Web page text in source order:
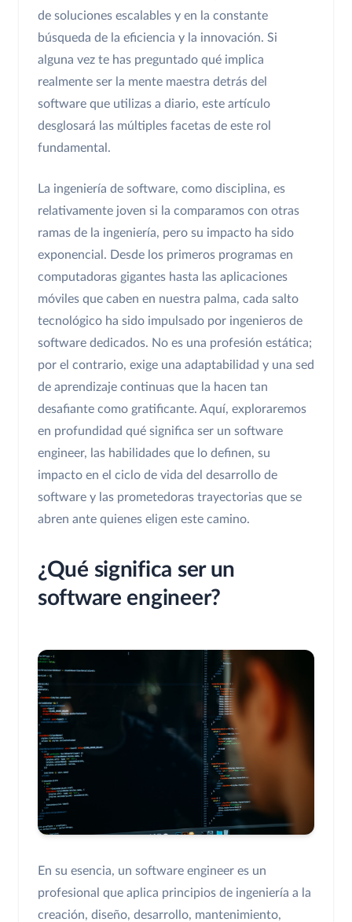
de soluciones escalables y en la constante
búsqueda de la eficiencia y la innovación. Si
alguna vez te has preguntado qué implica
realmente ser la mente maestra detrás del
software que utilizas a diario, este artículo
desglosará las múltiples facetas de este rol
fundamental.
La ingeniería de software, como disciplina, es
relativamente joven si la comparamos con otras
ramas de la ingeniería, pero su impacto ha sido
exponencial. Desde los primeros programas en
computadoras gigantes hasta las aplicaciones
móviles que caben en nuestra palma, cada salto
tecnológico ha sido impulsado por ingenieros de
software dedicados. No es una profesión estática;
por el contrario, exige una adaptabilidad y una sed
de aprendizaje continuas que la hacen tan
desafiante como gratificante. Aquí, exploraremos
en profundidad qué significa ser un software
engineer, las habilidades que lo definen, su
impacto en el ciclo de vida del desarrollo de
software y las prometedoras trayectorias que se
abren ante quienes eligen este camino.
¿Qué significa ser un
software engineer?
En su esencia, un software engineer es un
profesional que aplica principios de ingeniería a la
creación, diseño, desarrollo, mantenimiento,